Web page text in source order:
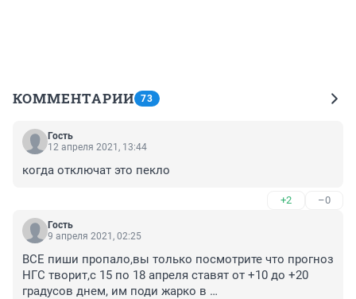
КОММЕНТАРИИ 73
Гость
12 апреля 2021, 13:44
когда отключат это пекло
+2 –0
Гость
9 апреля 2021, 02:25
ВСЕ пиши пропало,вы только посмотрите что прогноз
НГС творит,с 15 по 18 апреля ставят от +10 до +20
градусов днем, им поди жарко в